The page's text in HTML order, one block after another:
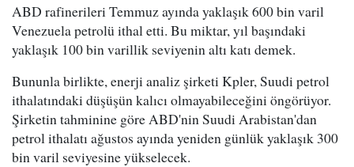
ABD rafinerileri Temmuz ayında yaklaşık 600 bin varil
Venezuela petrolü ithal etti. Bu miktar, yıl başındaki
yaklaşık 100 bin varillik seviyenin altı katı demek.
Bununla birlikte, enerji analiz şirketi Kpler, Suudi petrol
ithalatındaki düşüşün kalıcı olmayabileceğini öngörüyor.
Şirketin tahminine göre ABD'nin Suudi Arabistan'dan
petrol ithalatı ağustos ayında yeniden günlük yaklaşık 300
bin varil seviyesine yükselecek.